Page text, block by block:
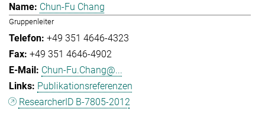
Chun-Fu Chang
Gruppenleiter
+49 351 4646-4323
+49 351 4646-4902
Chun-Fu.Chang@...
Publikationsreferenzen
ResearcherID B-7805-2012